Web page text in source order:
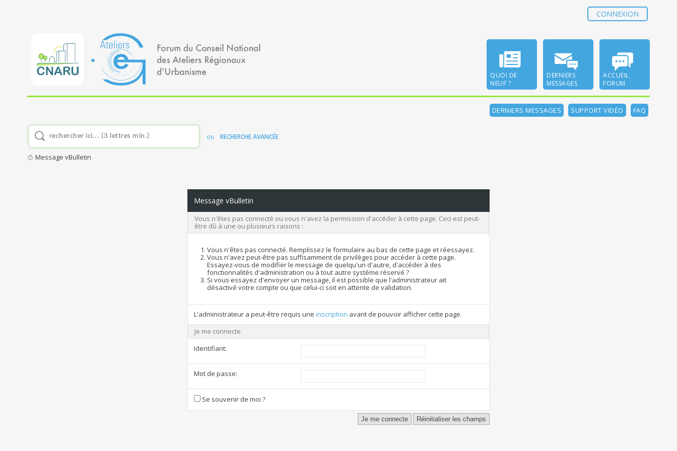
CONNEXION
QUOI DE
NEUF ?
DERNIERS
MESSAGES
ACCUEIL
FORUM
DERNIERS MESSAGES SUPPORT VIDÉO FAQ
ou RECHERCHE AVANCÉE
Message vBulletin
Message vBulletin
Vous n'êtes pas connecté ou vous n'avez la permission d'accéder à cette page. Ceci est peut-
être dû à une ou plusieurs raisons :
Vous n'êtes pas connecté. Remplissez le formulaire au bas de cette page et réessayez.
Vous n'avez peut-être pas suffisamment de privilèges pour accéder à cette page.
Essayez-vous de modifier le message de quelqu'un d'autre, d'accéder à des
fonctionnalités d'administration ou à tout autre système réservé ?
Si vous essayez d'envoyer un message, il est possible que l'administrateur ait
désactivé votre compte ou que celui-ci soit en attente de validation.
L'administrateur a peut-être requis une inscription avant de pouvoir afficher cette page.
Je me connecte
Identifiant:
Mot de passe:
Se souvenir de moi ?